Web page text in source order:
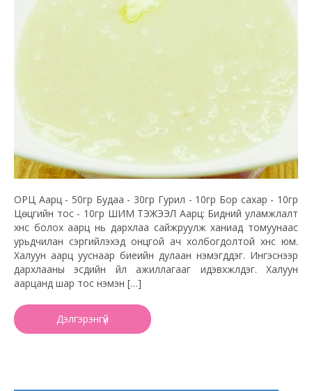
ОРЦ Аарц - 50гр Будаа - 30гр Гурил - 10гр Бор сахар - 10гр
Цөцгийн тос - 10гр ШИМ ТЭЖЭЭЛ Аарц: Бидний уламжлалт
хүнс болох аарц нь дархлаа сайжруулж ханиад томуунаас
урьдчилан сэргийлэхэд онцгой ач холбогдолтой хүнс юм.
Халуун аарц ууснаар биеийн дулаан нэмэгддэг. Ингэснээр
дархлааны эсүүдийн үйл ажиллагааг идэвхжүүлдэг. Халуун
аарцанд шар тос нэмэн […]
Дэлгэрэнгүй